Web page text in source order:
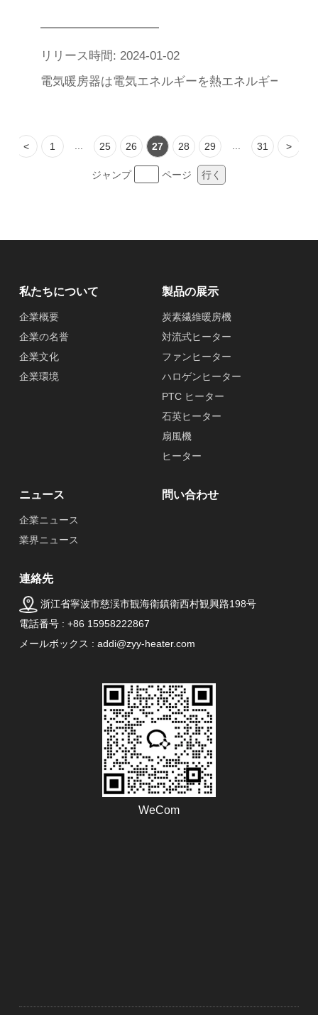
リリース時間: 2024-01-02
電気暖房器は電気エネルギーを熱エネルギーに急
< 1 25 26 27 28 29 31 >
ジャンプ ページ 行く
私たちについて
企業概要
企業の名誉
企業文化
企業環境
製品の展示
炭素繊維暖房機
対流式ヒーター
ファンヒーター
ハロゲンヒーター
PTC ヒーター
石英ヒーター
扇風機
ヒーター
ニュース
企業ニュース
業界ニュース
問い合わせ
連絡先
浙江省寧波市慈渓市観海衛鎮衛西村観興路198号
電話番号 : +86 15958222867
メールボックス : addi@zyy-heater.com
WeCom